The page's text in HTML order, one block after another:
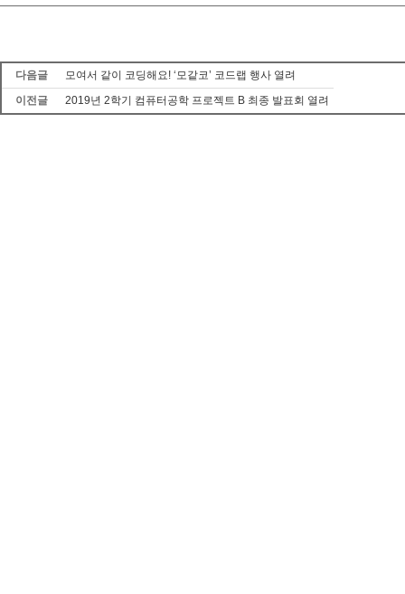
다음글
모여서 같이 코딩해요! ‘모같코’ 코드랩 행사 열려
이전글
2019년 2학기 컴퓨터공학 프로젝트 B 최종 발표회 열려